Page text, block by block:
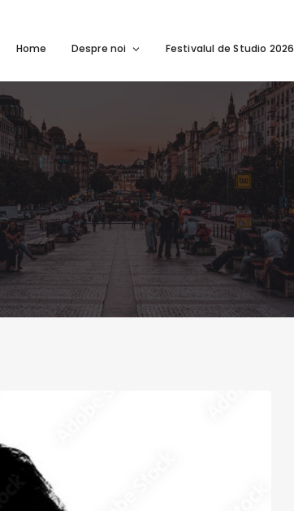
Home Despre noi Festivalul de Studio 2026